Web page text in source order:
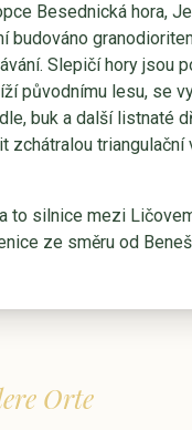
Besednická hora,
budováno
Slepičí hory jsou
původnímu lesu, se
buk a další listnaté
zchátralou
to silnice mezi
ze směru od
Orte